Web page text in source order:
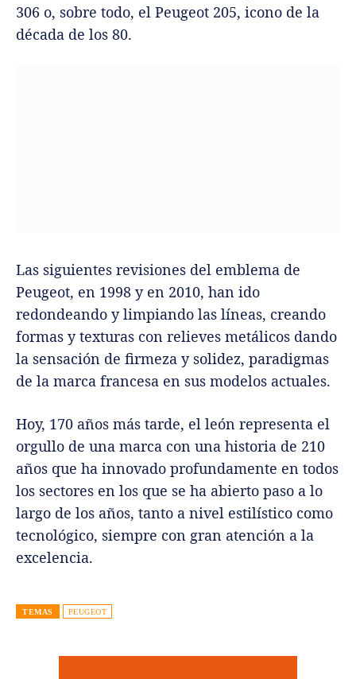
306 o, sobre todo, el Peugeot 205, icono de la
década de los 80.
Las siguientes revisiones del emblema de
Peugeot, en 1998 y en 2010, han ido
redondeando y limpiando las líneas, creando
formas y texturas con relieves metálicos dando
la sensación de firmeza y solidez, paradigmas
de la marca francesa en sus modelos actuales.
Hoy, 170 años más tarde, el león representa el
orgullo de una marca con una historia de 210
años que ha innovado profundamente en todos
los sectores en los que se ha abierto paso a lo
largo de los años, tanto a nivel estilístico como
tecnológico, siempre con gran atención a la
excelencia.
TEMAS PEUGEOT